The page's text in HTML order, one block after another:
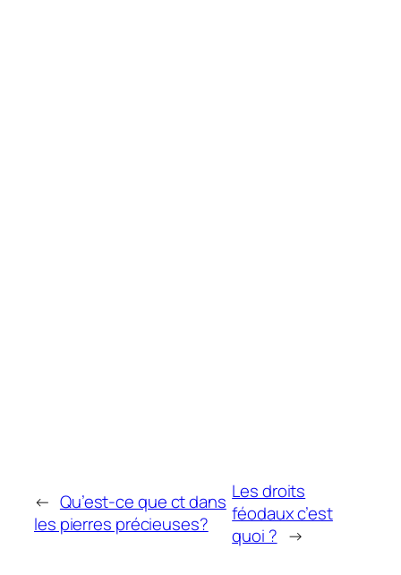
← Qu’est-ce que ct dans
les pierres précieuses?
Les droits
féodaux c’est
quoi ? →